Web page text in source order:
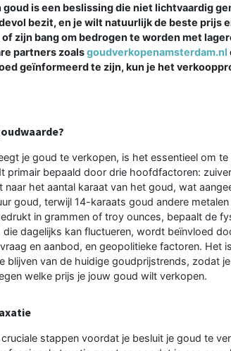
goud is een beslissing die niet lichtvaardig
bezit, en je wilt natuurlijk de beste prijs
zijn bang om bedrogen te worden met
partners zoalsgoudverkopenamsterdam.nl
geïnformeerd te zijn, kun je het
je goud te verkopen, is het essentieel om
primair bepaald door drie hoofdfactoren:
naar het aantal karaat van het goud, wat
goud, terwijl 14-karaats goud andere
in grammen of troy ounces, bepaalt de
die dagelijks kan fluctueren, wordt beïnvloed
en aanbod, en geopolitieke factoren. Het
blijven van de huidige goudprijstrends, zodat
welke prijs je jouw goud wilt verkopen.
stappen voordat je besluit je goud te